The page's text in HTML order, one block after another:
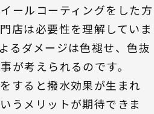
ールコーティングをした方
店は必要性を理解していま
るダメージは色褪せ、色抜
が考えられるのです。
すると撥水効果が生まれ
うメリットが期待できま